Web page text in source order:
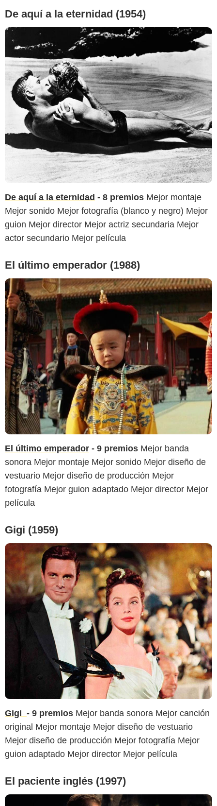
De aquí a la eternidad (1954)
De aquí a la eternidad - 8 premios Mejor montaje
Mejor sonido Mejor fotografía (blanco y negro) Mejor
guion Mejor director Mejor actriz secundaria Mejor
actor secundario Mejor película
El último emperador (1988)
El último emperador - 9 premios Mejor banda
sonora Mejor montaje Mejor sonido Mejor diseño de
vestuario Mejor diseño de producción Mejor
fotografía Mejor guion adaptado Mejor director Mejor
película
Gigi (1959)
Gigi - 9 premios Mejor banda sonora Mejor canción
original Mejor montaje Mejor diseño de vestuario
Mejor diseño de producción Mejor fotografía Mejor
guion adaptado Mejor director Mejor película
El paciente inglés (1997)